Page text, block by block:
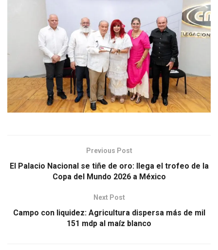
Previous Post
El Palacio Nacional se tiñe de oro: llega el trofeo de la
Copa del Mundo 2026 a México
Next Post
Campo con liquidez: Agricultura dispersa más de mil
151 mdp al maíz blanco